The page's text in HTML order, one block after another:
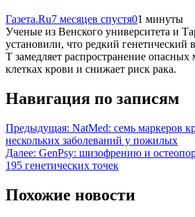
Газета.Ru7 месяцев спустя01 минуты
Ученые из Венского университета и
установили, что редкий генетический
T замедляет распространение
клетках крови и снижает риск рака.
Навигация по записям
Предыдущая: NatMed: семь маркеров
нескольких заболеваний у пожилых
Далее: GenPsy: шизофрению и
195 генетических точек
Похожие новости